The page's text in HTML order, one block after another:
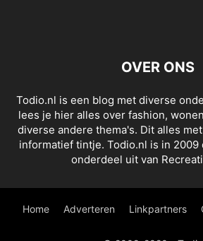
OVER ONS
Todio.nl is een blog met diverse
lees je hier alles over fashion,
diverse andere thema's. Dit alles
informatief tintje. Todio.nl is in 2009
onderdeel uit van
Home Adverteren Linkpartners